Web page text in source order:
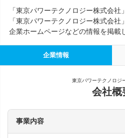
「東京パワーテクノロジー株式会社
「東京パワーテクノロジー株式会社
企業ホームページなどの情報を掲載
企業情報
東京パワーテクノロジ
会社概
事業内容